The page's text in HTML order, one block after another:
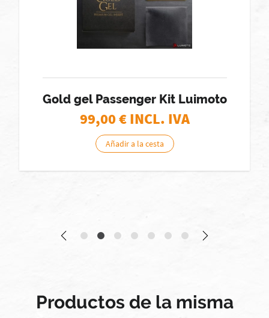
Gold gel Passenger Kit Luimoto
99,00€ INCL. IVA
Añadir a la cesta
Productos de la misma